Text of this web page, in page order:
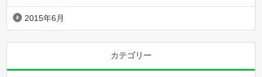
2015年6月
カテゴリー